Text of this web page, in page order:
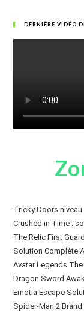
DERNIÈRE VIDÉO
Tricky Doors niveau
Crushed in Time :
The Relic First
Solution Complète
Avatar Legends
Dragon Sword
Emotia Escape
Spider-Man 2